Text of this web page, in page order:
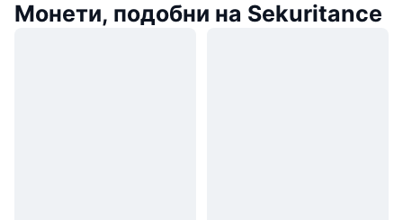
Монети, подобни на Sekuritance